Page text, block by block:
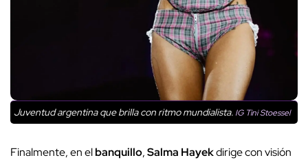
Juventud argentina que brilla con ritmo mundialista. IG Tini Stoessel
Finalmente, en elbanquillo,Salma Hayekdirige con visión